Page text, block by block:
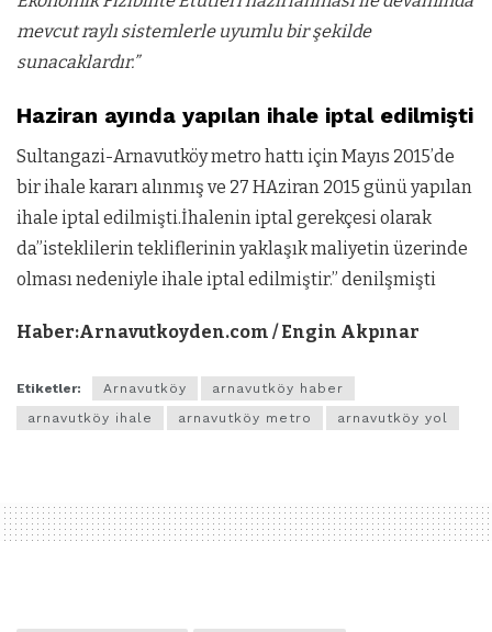
mevcut raylı sistemlerle uyumlu bir şekilde
sunacaklardır.”
Haziran ayında yapılan ihale iptal edilmişti
Sultangazi-Arnavutköy metro hattı için Mayıs 2015’de
bir ihale kararı alınmış ve 27 HAziran 2015 günü yapılan
ihale iptal edilmişti.İhalenin iptal gerekçesi olarak
da”isteklilerin tekliflerinin yaklaşık maliyetin üzerinde
olması nedeniyle ihale iptal edilmiştir.” denilşmişti
Haber:Arnavutkoyden.com / Engin Akpınar
Etiketler: Arnavutköy
arnavutköy haber
arnavutköy ihale
arnavutköy metro arnavutköy yol